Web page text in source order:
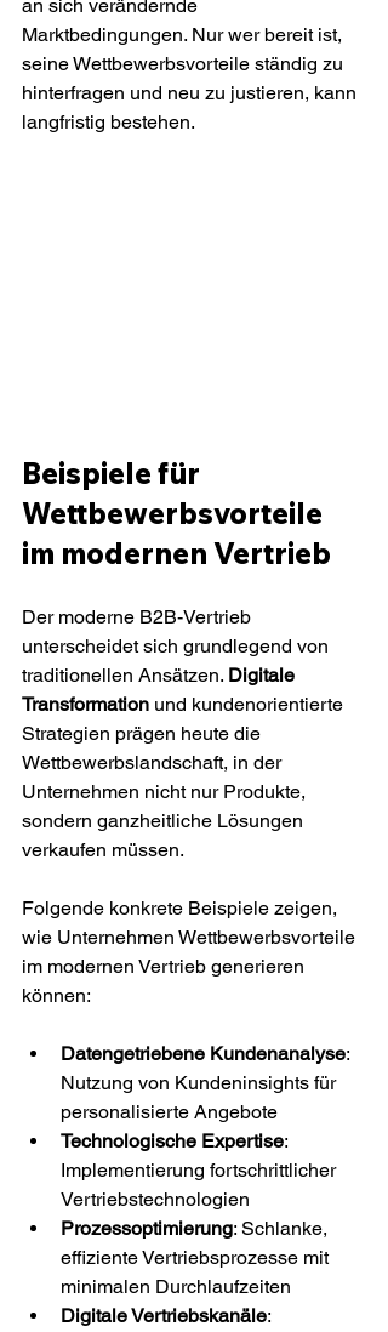
an sich verändernde
Marktbedingungen. Nur wer bereit ist,
seine Wettbewerbsvorteile ständig zu
hinterfragen und neu zu justieren, kann
langfristig bestehen.
Beispiele für
Wettbewerbsvorteile
im modernen Vertrieb
Der moderne B2B-Vertrieb
unterscheidet sich grundlegend von
traditionellen Ansätzen. Digitale
Transformation und kundenorientierte
Strategien prägen heute die
Wettbewerbslandschaft, in der
Unternehmen nicht nur Produkte,
sondern ganzheitliche Lösungen
verkaufen müssen.
Folgende konkrete Beispiele zeigen,
wie Unternehmen Wettbewerbsvorteile
im modernen Vertrieb generieren
können:
Datengetriebene Kundenanalyse:
Nutzung von Kundeninsights für
personalisierte Angebote
Technologische Expertise:
Implementierung fortschrittlicher
Vertriebstechnologien
Prozessoptimierung: Schlanke,
effiziente Vertriebsprozesse mit
minimalen Durchlaufzeiten
Digitale Vertriebskanäle: